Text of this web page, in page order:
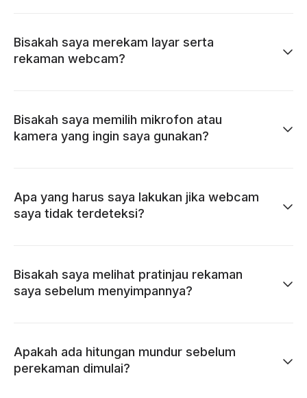
Bisakah saya merekam layar serta
rekaman webcam?
Bisakah saya memilih mikrofon atau
kamera yang ingin saya gunakan?
Apa yang harus saya lakukan jika webcam
saya tidak terdeteksi?
Bisakah saya melihat pratinjau rekaman
saya sebelum menyimpannya?
Apakah ada hitungan mundur sebelum
perekaman dimulai?